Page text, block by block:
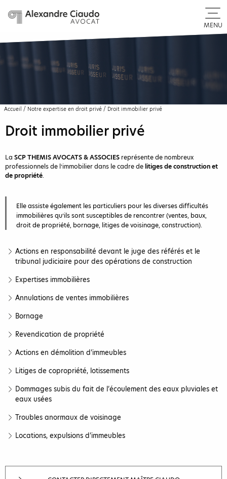
MENU
Accueil / Notre expertise en droit privé / Droit immobilier privé
Droit immobilier privé
La SCP THEMIS AVOCATS & ASSOCIES représente de nombreux
professionnels de l’immobilier dans le cadre delitiges de construction et
de propriété.
Elle assiste également les particuliers pour les diverses difficultés
immobilières qu’ils sont susceptibles de rencontrer (ventes, baux,
droit de propriété, bornage, litiges de voisinage, construction).
Actions en responsabilité devant le juge des référés et le
tribunal judiciaire pour des opérations de construction
Expertises immobilières
Annulations de ventes immobilières
Bornage
Revendication de propriété
Actions en démolition d’immeubles
Litiges de copropriété, lotissements
Dommages subis du fait de l’écoulement des eaux pluviales et
eaux usées
Troubles anormaux de voisinage
Locations, expulsions d’immeubles